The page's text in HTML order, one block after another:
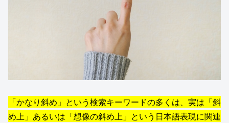
「かなり斜め」という検索キーワードの多くは、実は「斜
め上」あるいは「想像の斜め上」という日本語表現に関連